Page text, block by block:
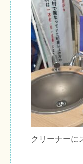
クリーナーに